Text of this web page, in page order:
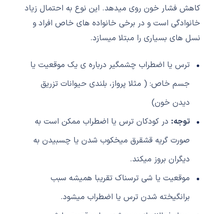
کاهش فشار خون روی میدهد. این نوع به احتمال زیاد
خانوادگی است و در برخی خانواده های خاص افراد و
نسل های بسیاری را مبتلا میسازد.
ترس یا اضطراب چشمگیر درباره ی یک موقعیت یا
جسم خاص: ( مثلا پرواز، بلندی حیوانات تزریق
دیدن خون)
توجه: در کودکان ترس یا اضطراب ممکن است به
صورت گریه قشقرق میخکوب شدن یا چسبیدن به
دیگران بروز میکند.
موقعیت یا شی ترسناک تقریبا همیشه سبب
برانگیخته شدن ترس یا اضطراب میشود.